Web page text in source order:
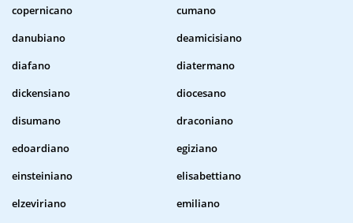
copernicano
cumano
danubiano
deamicisiano
diafano
diatermano
dickensiano
diocesano
disumano
draconiano
edoardiano
egiziano
einsteiniano
elisabettiano
elzeviriano
emiliano